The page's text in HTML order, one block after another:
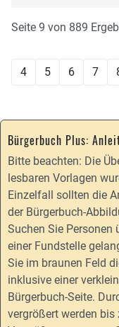
Seite 9 von 889
4 5 6 7
Bürgerbuch Plus:
Bitte beachten: Die
lesbaren Vorlagen
Einzelfall sollten die
der Bürgerbuch-
Suchen Sie Personen
einer Fundstelle
Sie im braunen Feld
inklusive einer
Bürgerbuch-Seite.
vergrößert werden